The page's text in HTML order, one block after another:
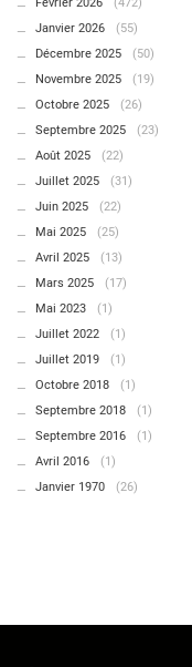
Janvier 2026
(55)
Décembre 2025
(50)
Novembre 2025
(19)
Octobre 2025
(26)
Septembre 2025
(23)
Août 2025
(22)
Juillet 2025
(31)
Juin 2025
(22)
Mai 2025
(25)
Avril 2025
(13)
Mars 2025
(17)
Mai 2023
(1)
Juillet 2022
(1)
Juillet 2019
(1)
Octobre 2018
(1)
Septembre 2018
(1)
Septembre 2016
(1)
Avril 2016
(1)
Janvier 1970
(26)